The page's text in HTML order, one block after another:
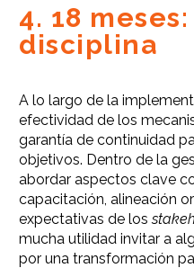
4. 18
disciplina
A lo largo de la
efectividad de los
garantía de continuidad
objetivos. Dentro de la
abordar aspectos clave
capacitación, alineación
expectativas de los
mucha utilidad invitar a
por una transformación